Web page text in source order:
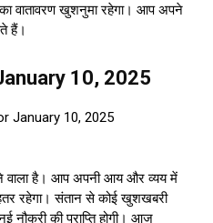
वातावरण खुशनुमा रहेगा। आप अपने
हैं।
10, 2025
है। आप अपनी आय और व्यय में
रहेगा। संतान से कोई खुशखबरी
नौकरी की प्राप्ति होगी। आज